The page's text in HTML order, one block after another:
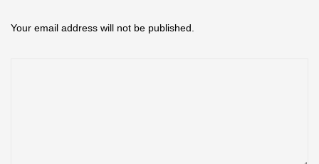
Your email address will not be published.